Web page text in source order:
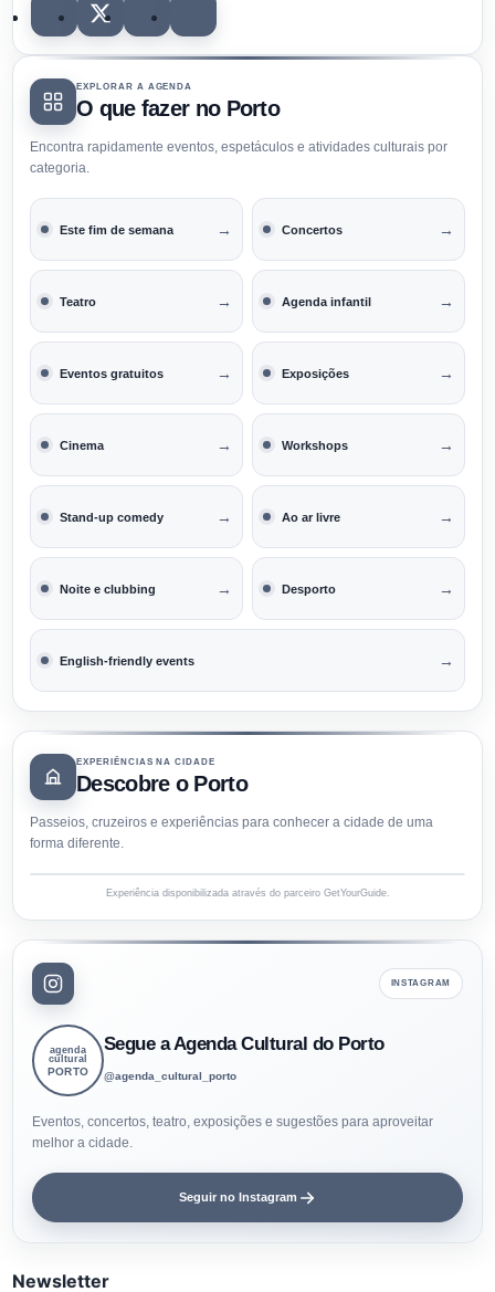
EXPLORAR A AGENDA
O que fazer no Porto
Encontra rapidamente eventos, espetáculos e atividades culturais por
categoria.
Este fim de semana → Concertos →
Teatro → Agenda infantil →
Eventos gratuitos → Exposições →
Cinema → Workshops →
Stand-up comedy → Ao ar livre →
Noite e clubbing → Desporto →
English-friendly events →
EXPERIÊNCIAS NA CIDADE
Descobre o Porto
Passeios, cruzeiros e experiências para conhecer a cidade de uma
forma diferente.
Experiência disponibilizada através do parceiro GetYourGuide.
INSTAGRAM
agenda
cultural
PORTO
Segue a Agenda Cultural do Porto
@agenda_cultural_porto
Eventos, concertos, teatro, exposições e sugestões para aproveitar
melhor a cidade.
Seguir no Instagram
Newsletter